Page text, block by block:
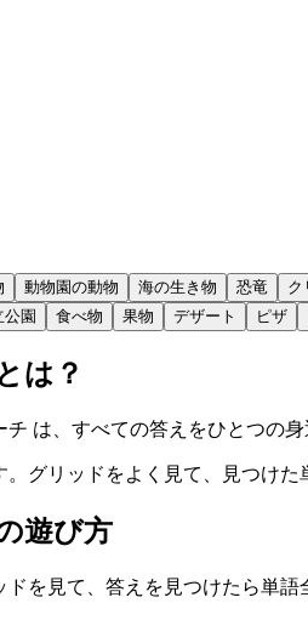
動物園の動物 海の生き物 恐竜 ク
公園 食べ物 果物 デザート ピザ
は？
は、すべての答えをひとつの
。グリッドをよく見て、見つけ
遊び方
を見て、答えを見つけたら単語